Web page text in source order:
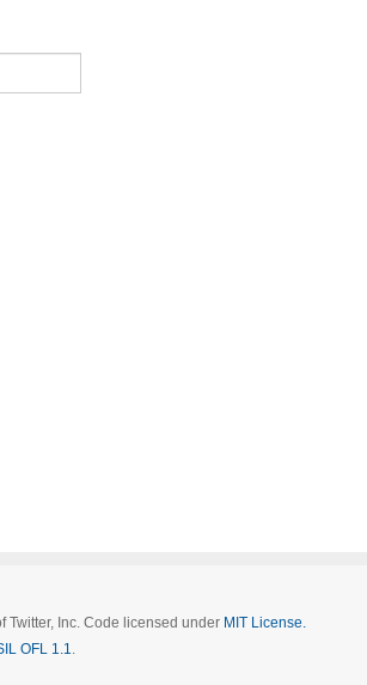
Twitter, Inc. Code licensed under MIT License.
OFL 1.1.